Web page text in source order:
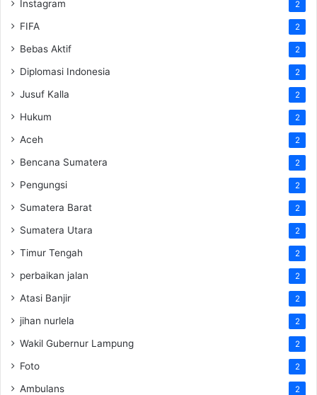
Instagram 2
FIFA 2
Bebas Aktif 2
Diplomasi Indonesia 2
Jusuf Kalla 2
Hukum 2
Aceh 2
Bencana Sumatera 2
Pengungsi 2
Sumatera Barat 2
Sumatera Utara 2
Timur Tengah 2
perbaikan jalan 2
Atasi Banjir 2
jihan nurlela 2
Wakil Gubernur Lampung 2
Foto 2
Ambulans 2